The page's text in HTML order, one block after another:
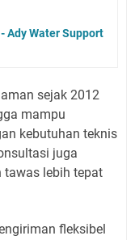
Ady Water Support
sejak 2012
mampu
kebutuhan teknis
juga
tawas lebih tepat
fleksibel